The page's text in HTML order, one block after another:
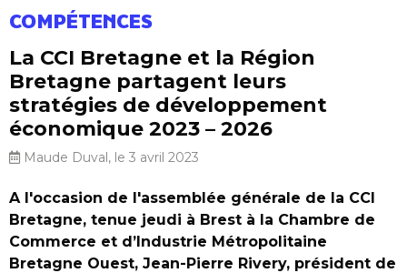
COMPÉTENCES
La CCI Bretagne et la Région
Bretagne partagent leurs
stratégies de développement
économique 2023 – 2026
Maude Duval, le 3 avril 2023
A l'occasion de l'assemblée générale de la CCI
Bretagne, tenue jeudi à Brest à la Chambre de
Commerce et d’Industrie Métropolitaine
Bretagne Ouest, Jean-Pierre Rivery, président de